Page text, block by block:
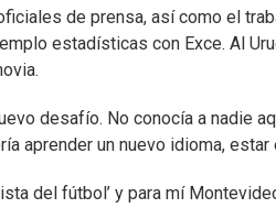
de prensa, así como el
estadísticas con Exce. Al
desafío. No conocía a nadie
aprender un nuevo idioma, estar
del fútbol’ y para mí